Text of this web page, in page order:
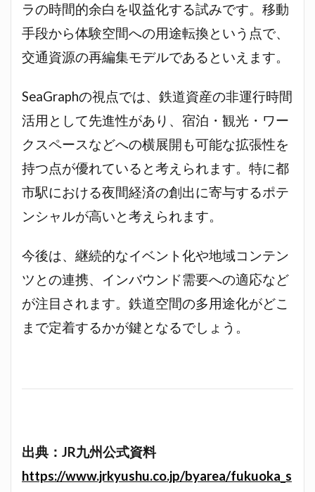
ラの時間的余白を収益化する試みです。移動
手段から体験空間への用途転換という点で、
交通資源の再編集モデルであるといえます。
SeaGraphの視点では、鉄道資産の非運行時間
活用として先進性があり、宿泊・観光・ワー
クスペースなどへの横展開も可能な拡張性を
持つ点が優れていると考えられます。特に都
市駅における夜間経済の創出に寄与するポテ
ンシャルが高いと考えられます。
今後は、継続的なイベント化や地域コンテン
ツとの連携、インバウンド需要への適応など
が注目されます。鉄道空間の多用途化がどこ
まで定着するかが鍵となるでしょう。
出典：JR九州公式資料
https://www.jrkyushu.co.jp/byarea/fukuoka_s